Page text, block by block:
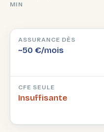
MIN
ASSURANCE DÈS
~50 €/mois
CFE SEULE
Insuffisante